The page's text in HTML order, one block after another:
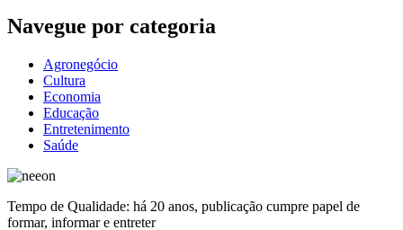
Navegue por categoria
Agronegócio
Cultura
Economia
Educação
Entretenimento
Saúde
Tempo de Qualidade: há 20 anos, publicação cumpre papel de
formar, informar e entreter